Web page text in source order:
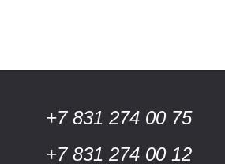
+7 831 274 00 75
+7 831 274 00 12